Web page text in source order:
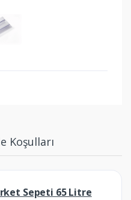
Koşulları
Sepeti 65 Litre